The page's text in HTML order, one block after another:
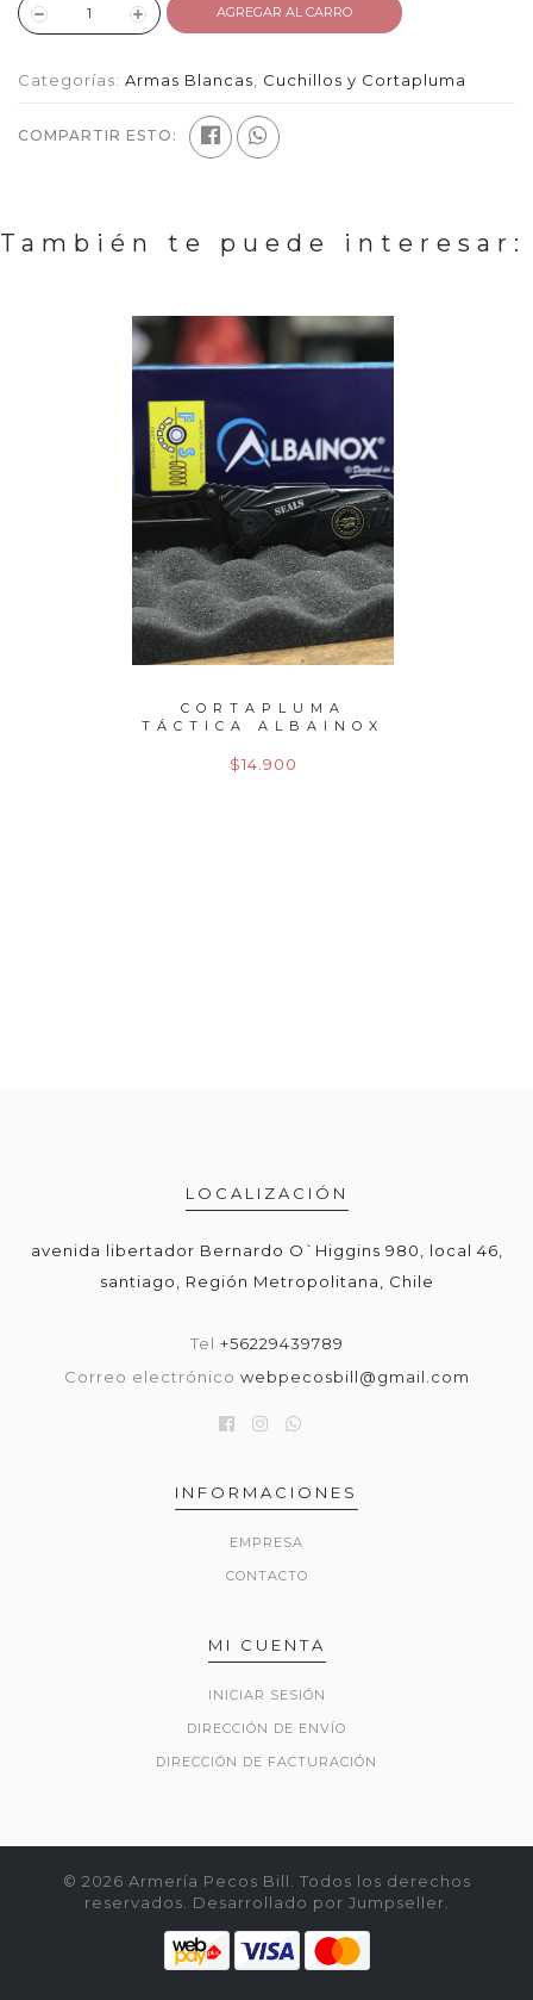
AGREGAR AL CARRO
Categorías: Armas Blancas Cuchillos y Cortapluma
COMPARTIR ESTO:
También te puede interesar:
CORTAPLUMA
TÁCTICA ALBAINOX
$14.900
LOCALIZACIÓN
avenida libertador Bernardo O`Higgins 980, local 46,
santiago, Región Metropolitana, Chile
Tel +56229439789
Correo electrónico webpecosbill@gmail.com
INFORMACIONES
EMPRESA
CONTACTO
MI CUENTA
INICIAR SESIÓN
DIRECCIÓN DE ENVÍO
DIRECCIÓN DE FACTURACIÓN
© 2026 Armería Pecos Bill. Todos los derechos
reservados. Desarrollado por Jumpseller